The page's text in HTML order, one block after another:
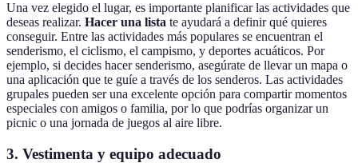
Una vez elegido el lugar, es importante planificar las actividades que
deseas realizar. Hacer una lista te ayudará a definir qué quieres
conseguir. Entre las actividades más populares se encuentran el
senderismo, el ciclismo, el campismo, y deportes acuáticos. Por
ejemplo, si decides hacer senderismo, asegúrate de llevar un mapa o
una aplicación que te guíe a través de los senderos. Las actividades
grupales pueden ser una excelente opción para compartir momentos
especiales con amigos o familia, por lo que podrías organizar un
picnic o una jornada de juegos al aire libre.
3. Vestimenta y equipo adecuado